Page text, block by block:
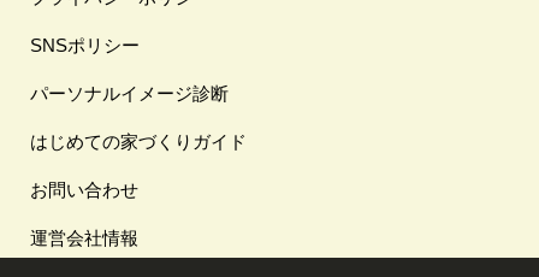
SNSポリシー
パーソナルイメージ診断
はじめての家づくりガイド
お問い合わせ
運営会社情報